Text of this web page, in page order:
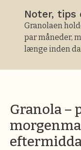
Noter, tips
Granolaen
par måneder,
længe inden
Granola –